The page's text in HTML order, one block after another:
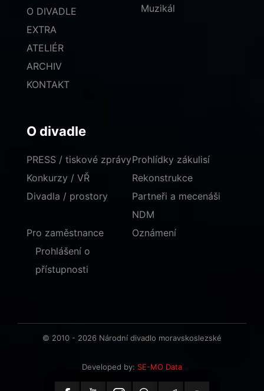
O DIVADLE
EXTRA
ATELIÉR
ARCHIV
KONTAKT
Muzikál
O divadle
PRESS / tiskové zprávy
Konkurzy / VŘ
Divadla / prostory
Prohlídky zákulisí
Rekonstrukce
Partneři a mecenáši
NDM
Pro zaměstnance
Oznámení
Prohlášení o
přístupnosti
© 2010 - 2026 Národní divadlo moravskoslezské
Developed by: SE-MO Data